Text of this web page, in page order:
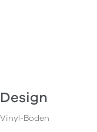
Design
Vinyl-Böden